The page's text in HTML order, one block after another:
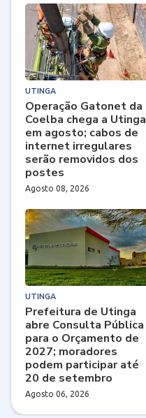
UTINGA
Operação Gatonet da
Coelba chega a Utinga
em agosto; cabos de
internet irregulares
serão removidos dos
postes
Agosto 08, 2026
UTINGA
Prefeitura de Utinga
abre Consulta Pública
para o Orçamento de
2027; moradores
podem participar até
20 de setembro
Agosto 06, 2026